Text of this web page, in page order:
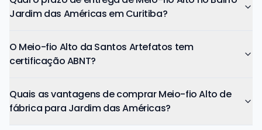
Jardim das Américas em Curitiba?
O Meio-fio Alto da Santos Artefatos tem
certificação ABNT?
Quais as vantagens de comprar Meio-fio Alto de
fábrica para Jardim das Américas?